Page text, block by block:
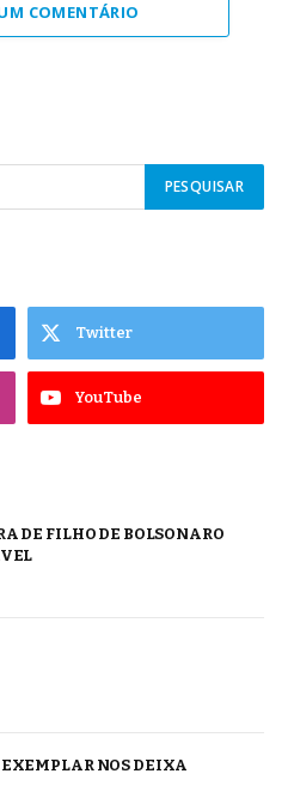
COMENTÁRIO
Twitter
YouTube
DE FILHO DE BOLSONARO
NOS DEIXA